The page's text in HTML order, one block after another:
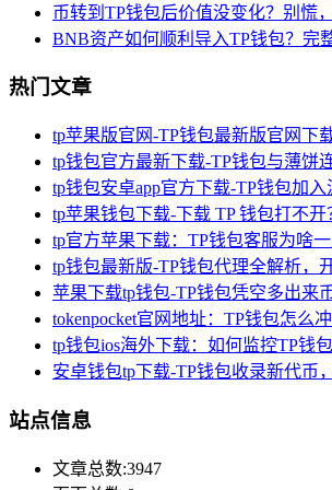
币转到TP钱包后价值没变化？别慌
BNB资产如何顺利导入TP钱包？完
热门文章
tp苹果版官网-TP钱包最新版官网下
tp钱包官方最新下载-TP钱包与薄饼
tp钱包安卓app官方下载-TP钱包加
tp苹果钱包下载-下载 TP 钱包打不
tp官方苹果下载：TP钱包客服为啥
tp钱包最新版-TP钱包代理全解析，
苹果下载tp钱包-TP钱包凭空多出来
tokenpocket官网地址：TP钱包怎么
tp钱包ios海外下载：如何监控TP钱
安卓钱包tp下载-TP钱包收录新代币
站点信息
文章总数:3947